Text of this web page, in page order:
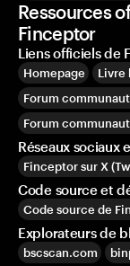
Ressources
Finceptor
Liens officiels de
Homepage
Livre
Forum
Forum
Réseaux sociaux
Finceptor sur X
Code source et
Code source de
Explorateurs de
bscscan.com